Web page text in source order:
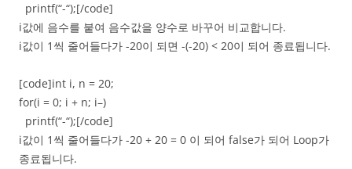
printf(“-“);[/code]
i값에 음수를 붙여 음수값을 양수로 바꾸어 비교합니다.
i값이 1씩 줄어들다가 -20이 되면 -(-20) < 20이 되어 종료됩니다.
[code]int i, n = 20;
for(i = 0; i + n; i–)
printf(“-“);[/code]
i값이 1씩 줄어들다가 -20 + 20 = 0 이 되어 false가 되어 Loop가
종료됩니다.